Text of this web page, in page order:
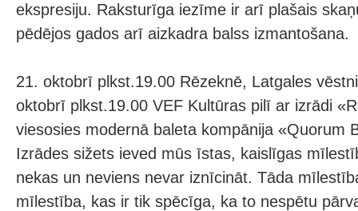
ekspresiju. Raksturīga iezīme ir arī plašais
pēdējos gados arī aizkadra balss izmantošana.
21. oktobrī plkst.19.00 Rēzeknē, Latgales
oktobrī plkst.19.00 VEF Kultūras pilī ar izrādi
viesosies modernā baleta kompānija «Quorum
Izrādes sižets ieved mūs īstas, kaislīgas
nekas un neviens nevar iznīcināt. Tāda
mīlestība, kas ir tik spēcīga, ka to nespētu